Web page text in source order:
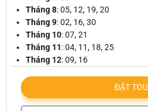
Tháng 8: 05, 12, 19, 20
Tháng 9: 02, 16, 30
Tháng 10: 07, 21
Tháng 11: 04, 11, 18, 25
Tháng 12: 09, 16
ĐẶT